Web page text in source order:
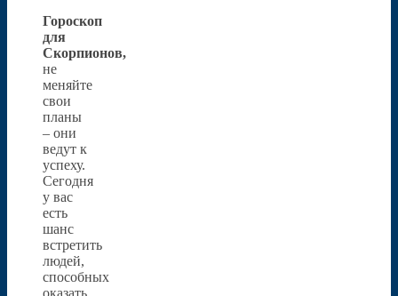
Гороскоп
для
Скорпионов,
не
меняйте
свои
планы
– они
ведут к
успеху.
Сегодня
у вас
есть
шанс
встретить
людей,
способных
оказать